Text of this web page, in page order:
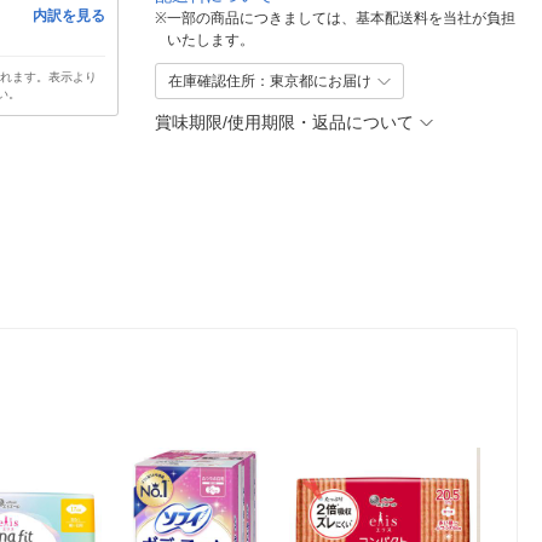
内訳を見る
ます。表示より
。
※一部の商品につきましては、基本配送料を当社が負担
いたします。
在庫確認住所：東京都にお届け
賞味期限/使用期限・返品について